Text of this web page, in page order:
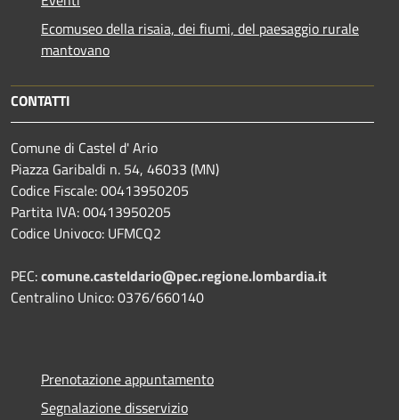
Ecomuseo della risaia, dei fiumi, del paesaggio rurale
mantovano
CONTATTI
Comune di Castel d' Ario
Piazza Garibaldi n. 54, 46033 (MN)
Codice Fiscale: 00413950205
Partita IVA: 00413950205
Codice Univoco: UFMCQ2
PEC:comune.casteldario@pec.regione.lombardia.it
Centralino Unico: 0376/660140
Prenotazione appuntamento
Segnalazione disservizio